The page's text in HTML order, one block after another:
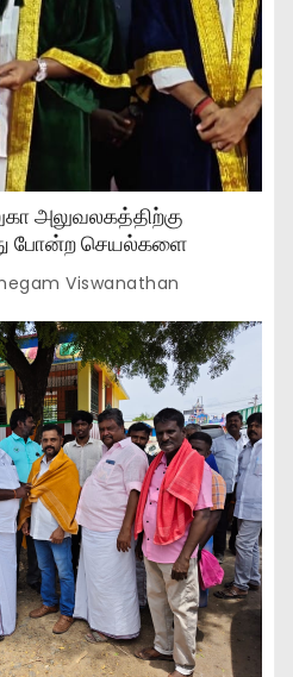
அலுவலகத்திற்கு
போன்ற செயல்களை
Viswanathan